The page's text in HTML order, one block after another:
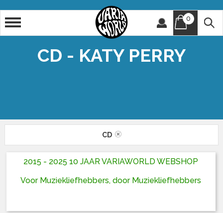
0
CD - KATY PERRY
CD
2015 - 2025 10 JAAR VARIAWORLD WEBSHOP
Voor Muziekliefhebbers, door Muziekliefhebbers